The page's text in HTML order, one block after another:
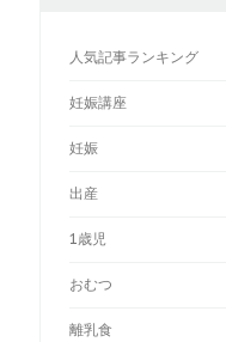
人気記事ランキング
妊娠講座
妊娠
出産
1歳児
おむつ
離乳食